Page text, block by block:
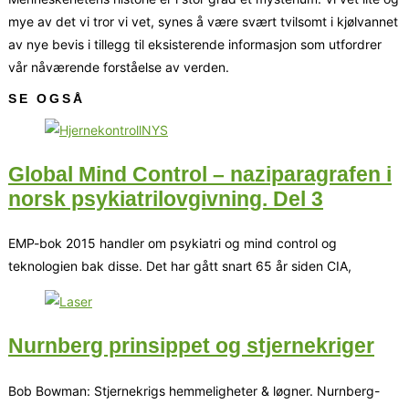
mye av det vi tror vi vet, synes å være svært tvilsomt i kjølvannet
av nye bevis i tillegg til eksisterende informasjon som utfordrer
vår nåværende forståelse av verden.
SE OGSÅ
Global Mind Control – naziparagrafen i
norsk psykiatrilovgivning. Del 3
EMP-bok 2015 handler om psykiatri og mind control og
teknologien bak disse. Det har gått snart 65 år siden CIA,
Nurnberg prinsippet og stjernekriger
Bob Bowman: Stjernekrigs hemmeligheter & løgner. Nurnberg-